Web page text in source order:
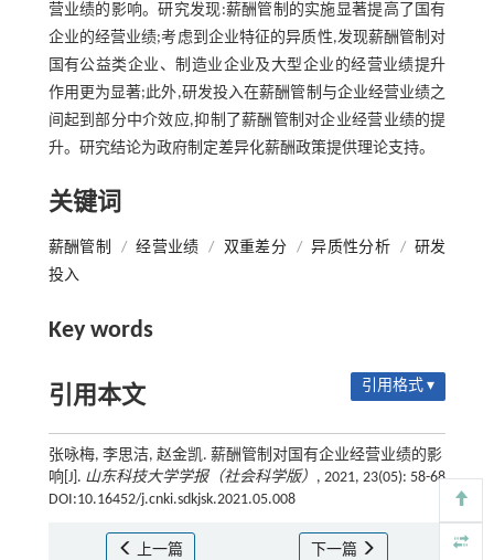
营业绩的影响。研究发现:薪酬管制的实施显著提高了国有
企业的经营业绩;考虑到企业特征的异质性,发现薪酬管制对
国有公益类企业、制造业企业及大型企业的经营业绩提升
作用更为显著;此外,研发投入在薪酬管制与企业经营业绩之
间起到部分中介效应,抑制了薪酬管制对企业经营业绩的提
升。研究结论为政府制定差异化薪酬政策提供理论支持。
关键词
薪酬管制 / 经营业绩 / 双重差分 / 异质性分析 / 研发
投入
Key words
引用本文 引用格式 ▾
张咏梅, 李思洁, 赵金凯. 薪酬管制对国有企业经营业绩的影
响[J]. 山东科技大学学报（社会科学版） , 2021, 23(05): 58-68
DOI:10.16452/j.cnki.sdkjsk.2021.05.008
上一篇 下一篇